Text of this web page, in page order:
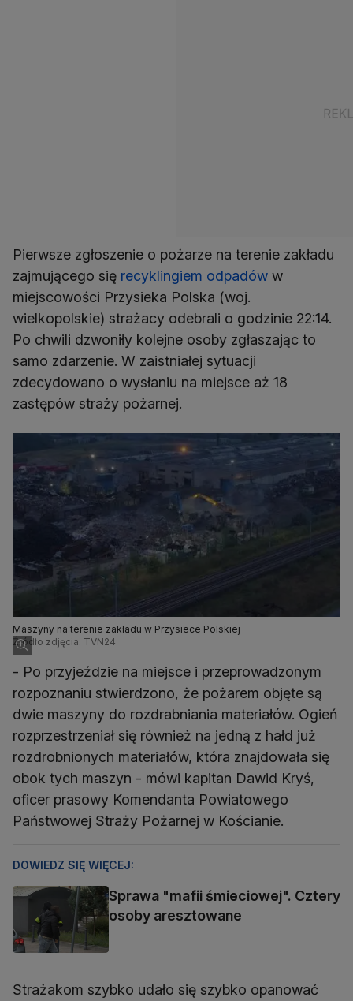
Pierwsze zgłoszenie o pożarze na terenie zakładu
zajmującego się recyklingiem odpadów w
miejscowości Przysieka Polska (woj.
wielkopolskie) strażacy odebrali o godzinie 22:14.
Po chwili dzwoniły kolejne osoby zgłaszając to
samo zdarzenie. W zaistniałej sytuacji
zdecydowano o wysłaniu na miejsce aż 18
zastępów straży pożarnej.
Maszyny na terenie zakładu w Przysiece Polskiej
Źródło zdjęcia: TVN24
- Po przyjeździe na miejsce i przeprowadzonym
rozpoznaniu stwierdzono, że pożarem objęte są
dwie maszyny do rozdrabniania materiałów. Ogień
rozprzestrzeniał się również na jedną z hałd już
rozdrobnionych materiałów, która znajdowała się
obok tych maszyn - mówi kapitan Dawid Kryś,
oficer prasowy Komendanta Powiatowego
Państwowej Straży Pożarnej w Kościanie.
DOWIEDZ SIĘ WIĘCEJ:
Sprawa "mafii śmieciowej". Cztery
osoby aresztowane
Strażakom szybko udało się szybko opanować